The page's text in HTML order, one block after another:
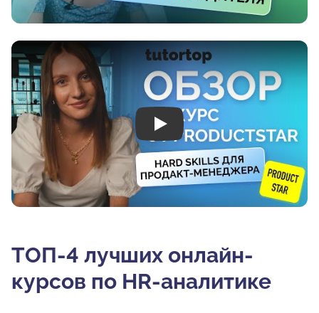
Play
ТОП-4 лучших онлайн-
курсов по HR-аналитике